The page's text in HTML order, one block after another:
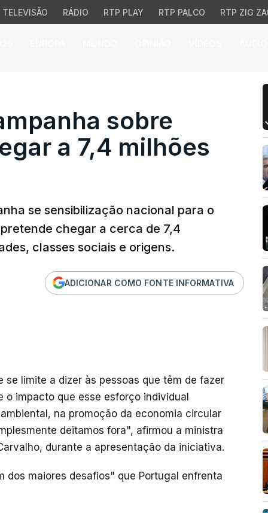
TELEVISÃO RÁDIO RTP PLAY RTP PALCO RTP ZIG
sobre resíduos
sobre
a 7,4 milhões
se sensibilização nacional para o
chegar a cerca de 7,4
classes sociais e origens.
ADICIONAR COMO FONTE INFORMATIVA
limite a dizer às pessoas que têm de fazer
impacto que esse esforço individual
na promoção da economia circular
deitamos fora", afirmou a ministra
durante a apresentação da iniciativa.
dos maiores desafios" que Portugal enfrenta